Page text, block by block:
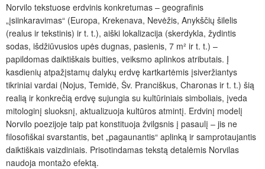
Norvilo tekstuose erdvinis konkretumas – geografinis
„įsiinkaravimas“ (Europa, Krekenava, Nevėžis, Anykščių šilelis
(realus ir tekstinis) ir t. t.), aiški lokalizacija (skerdykla, žydintis
sodas, išdžiūvusios upės dugnas, pasienis, 7 m² ir t. t.) –
papildomas daiktiškais buities, veiksmo aplinkos atributais. Į
kasdienių atpažįstamų dalykų erdvę kartkartėmis įsiveržiantys
tikriniai vardai (Nojus, Temidė, Šv. Pranciškus, Charonas ir t. t.) šią
realią ir konkrečią erdvę sujungia su kultūriniais simboliais, įveda
mitologinį sluoksnį, aktualizuoja kultūros atmintį. Erdvinį modelį
Norvilo poezijoje taip pat konstituoja žvilgsnis į pasaulį – jis ne
filosofiškai svarstantis, bet „pagaunantis“ aplinką ir samprotaujantis
daiktiškais vaizdiniais. Prisotindamas tekstą detalėmis Norvilas
naudoja montažo efektą.